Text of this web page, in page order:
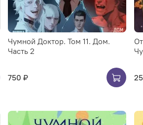
Чумной Доктор. Том 11. Дом.
Часть 2
750 ₽